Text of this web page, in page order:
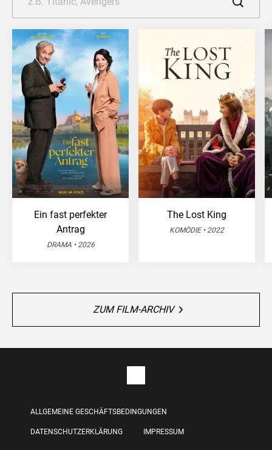
Ein fast perfekter
Antrag
DRAMA • 2026
The Lost King
KOMÖDIE • 2022
ZUM FILM-ARCHIV
ALLGEMEINE GESCHÄFTSBEDINGUNGEN
DATENSCHUTZERKLÄRUNG IMPRESSUM